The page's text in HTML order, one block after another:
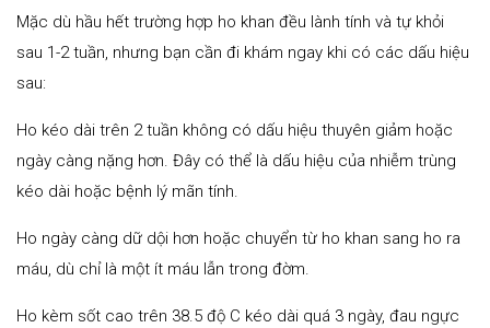
Mặc dù hầu hết trường hợp ho khan đều lành tính và tự khỏi
sau 1-2 tuần, nhưng bạn cần đi khám ngay khi có các dấu hiệu
sau:
Ho kéo dài trên 2 tuần không có dấu hiệu thuyên giảm hoặc
ngày càng nặng hơn. Đây có thể là dấu hiệu của nhiễm trùng
kéo dài hoặc bệnh lý mãn tính.
Ho ngày càng dữ dội hơn hoặc chuyển từ ho khan sang ho ra
máu, dù chỉ là một ít máu lẫn trong đờm.
Ho kèm sốt cao trên 38.5 độ C kéo dài quá 3 ngày, đau ngực